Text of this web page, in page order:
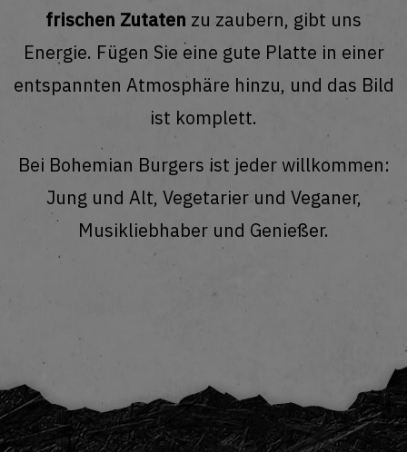
frischen Zutaten zu zaubern, gibt uns
Energie. Fügen Sie eine gute Platte in einer
entspannten Atmosphäre hinzu, und das Bild
ist komplett.
Bei Bohemian Burgers ist jeder willkommen:
Jung und Alt, Vegetarier und Veganer,
Musikliebhaber und Genießer.